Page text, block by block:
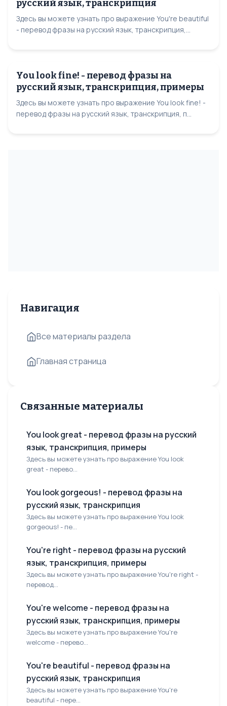
русский язык, транскрипция
Здесь вы можете узнать про выражение You're beautiful
- перевод фразы на русский язык, транскрипция,...
You look fine! - перевод фразы на
русский язык, транскрипция, примеры
Здесь вы можете узнать про выражение You look fine! -
перевод фразы на русский язык, транскрипция, п...
Навигация
Все материалы раздела
Главная страница
Связанные материалы
You look great - перевод фразы на русский
язык, транскрипция, примеры
Здесь вы можете узнать про выражение You look
great - перево...
You look gorgeous! - перевод фразы на
русский язык, транскрипция
Здесь вы можете узнать про выражение You look
gorgeous! - пе...
You're right - перевод фразы на русский
язык, транскрипция, примеры
Здесь вы можете узнать про выражение You're right -
перевод...
You're welcome - перевод фразы на
русский язык, транскрипция, примеры
Здесь вы можете узнать про выражение You're
welcome - перево...
You're beautiful - перевод фразы на
русский язык, транскрипция
Здесь вы можете узнать про выражение You're
beautiful - пере...